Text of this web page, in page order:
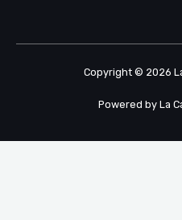
Copyright © 2026
Powered by La